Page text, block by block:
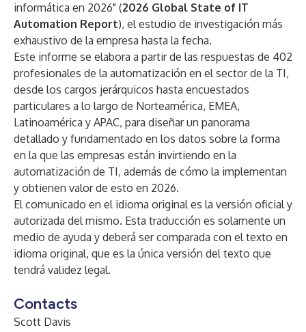
informática en 2026" (2026 Global State of IT
Automation Report), el estudio de investigación más
exhaustivo de la empresa hasta la fecha.
Este informe se elabora a partir de las respuestas de 402
profesionales de la automatización en el sector de la TI,
desde los cargos jerárquicos hasta encuestados
particulares a lo largo de Norteamérica, EMEA,
Latinoamérica y APAC, para diseñar un panorama
detallado y fundamentado en los datos sobre la forma
en la que las empresas están invirtiendo en la
automatización de TI, además de cómo la implementan
y obtienen valor de esto en 2026.
El comunicado en el idioma original es la versión oficial y
autorizada del mismo. Esta traducción es solamente un
medio de ayuda y deberá ser comparada con el texto en
idioma original, que es la única versión del texto que
tendrá validez legal.
Contacts
Scott Davis